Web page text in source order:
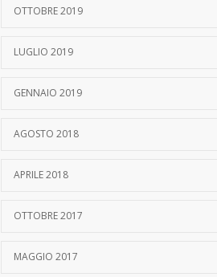
Nel cuore del villaggio … E’ festa!
18 OTTOBRE 2017
Laboratorio IN-CANTO
10 GIUGNO 2016
Il diabete nel territorio Imolese
OTTOBRE 2019
LUGLIO 2019
GENNAIO 2019
AGOSTO 2018
APRILE 2018
OTTOBRE 2017
MAGGIO 2017